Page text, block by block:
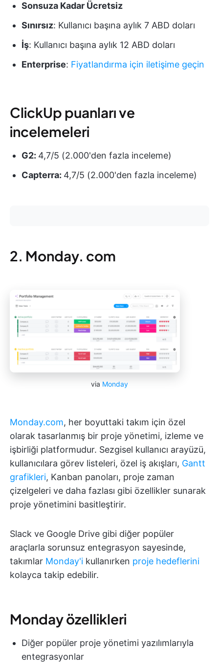
Sonsuza Kadar Ücretsiz
Sınırsız: Kullanıcı başına aylık 7 ABD doları
İş: Kullanıcı başına aylık 12 ABD doları
Enterprise: Fiyatlandırma için iletişime geçin
ClickUp puanları ve
incelemeleri
G2: 4,7/5 (2.000'den fazla inceleme)
Capterra: 4,7/5 (2.000'den fazla inceleme)
2. Monday. com
via Monday
Monday.com, her boyuttaki takım için özel
olarak tasarlanmış bir proje yönetimi, izleme ve
işbirliği platformudur. Sezgisel kullanıcı arayüzü,
kullanıcılara görev listeleri, özel iş akışları, Gantt
grafikleri, Kanban panoları, proje zaman
çizelgeleri ve daha fazlası gibi özellikler sunarak
proje yönetimini basitleştirir.
Slack ve Google Drive gibi diğer popüler
araçlarla sorunsuz entegrasyon sayesinde,
takımlar Monday'i kullanırken proje hedeflerini
kolayca takip edebilir.
Monday özellikleri
Diğer popüler proje yönetimi yazılımlarıyla
entegrasyonlar